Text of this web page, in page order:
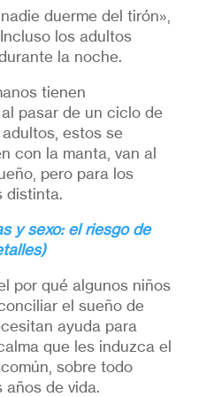
duerme del tirón»,
los adultos
la noche.
tienen
pasar de un ciclo de
estos se
con la manta, van al
pero para los
distinta.
y sexo: el riesgo de
por qué algunos niños
el sueño de
ayuda para
que les induzca el
sobre todo
años de vida.